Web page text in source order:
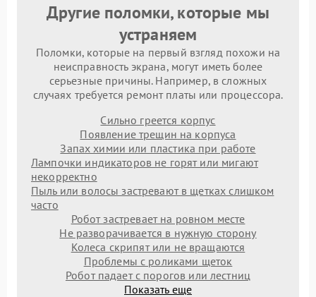
Другие поломки, которые мы
устраняем
Поломки, которые на первый взгляд похожи на
неисправность экрана, могут иметь более
серьезные причины. Например, в сложных
случаях требуется ремонт платы или процессора.
Сильно греется корпус
Появление трещин на корпуса
Запах химии или пластика при работе
Лампочки индикаторов не горят или мигают
некорректно
Пыль или волосы застревают в щетках слишком
часто
Робот застревает на ровном месте
Не разворачивается в нужную сторону
Колеса скрипят или не вращаются
Проблемы с роликами щеток
Робот падает с порогов или лестниц
Показать еще